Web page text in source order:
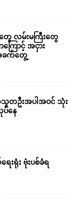
လမ်းမကြီးတွေ
ြောင့် အငှား
ခက်တွေ့
တဦးအပါအဝင် သုံး
ပ်နေ
ရုံး ဗုံးပစ်ခံရ